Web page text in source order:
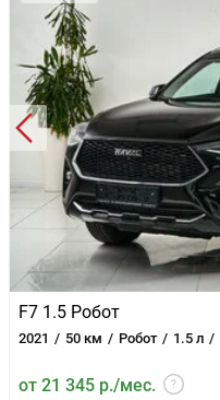
F7 1.5 Робот
2021 50 км Робот 1.5 л
от 21 345 р./мес.